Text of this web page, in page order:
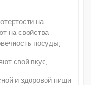
на
на свойства
посуды;
свой вкус;
и здоровой пищи